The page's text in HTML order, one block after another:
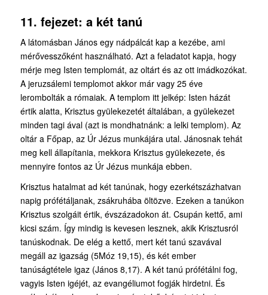
11. fejezet: a két tanú
A látomásban János egy nádpálcát kap a kezébe, ami
mérővesszőként használható. Azt a feladatot kapja, hogy
mérje meg Isten templomát, az oltárt és az ott imádkozókat.
A jeruzsálemi templomot akkor már vagy 25 éve
lerombolták a rómaiak. A templom itt jelkép: Isten házát
értik alatta, Krisztus gyülekezetét általában, a gyülekezet
minden tagi ával (azt is mondhatnánk: a lelki templom). Az
oltár a Főpap, az Úr Jézus munkájára utal. Jánosnak tehát
meg kell állapítania, mekkora Krisztus gyülekezete, és
mennyire fontos az Úr Jézus munkája ebben.
Krisztus hatalmat ad két tanúnak, hogy ezerkétszázhatvan
napig prófétáljanak, zsákruhába öltözve. Ezeken a tanúkon
Krisztus szolgáit értik, évszázadokon át. Csupán kettő, ami
kicsi szám. Így mindig is kevesen lesznek, akik Krisztusról
tanúskodnak. De elég a kettő, mert két tanú szavával
megáll az igazság (5Móz 19,15), és két ember
tanúságtétele igaz (János 8,17). A két tanú prófétálni fog,
vagyis Isten igéjét, az evangéliumot fogják hirdetni. És